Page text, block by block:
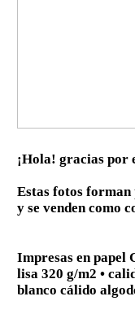
¡Hola! gracias por
Estas fotos forman
y se venden como
Impresas en papel
lisa 320 g/m2 •
blanco cálido